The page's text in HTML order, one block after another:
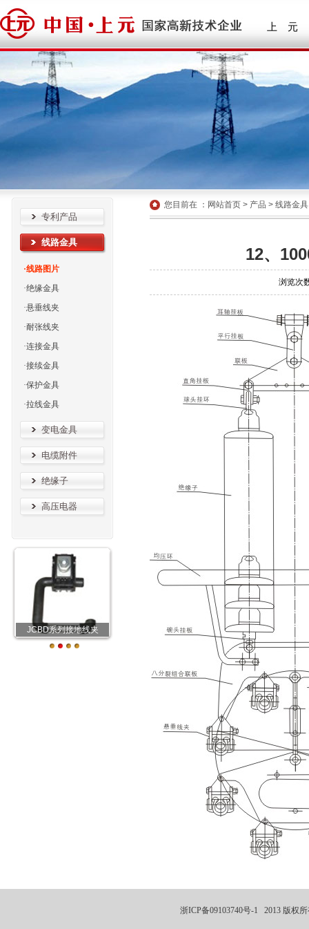
上 元
专利产品
线路金具
·线路图片
·绝缘金具
·悬垂线夹
·耐张线夹
·连接金具
·接续金具
·保护金具
·拉线金具
变电金具
电缆附件
绝缘子
高压电器
JCBD系列接地线夹
您目前在 ： 网站首页 > 产品 > 线路金具
12、
浏览
浙ICP备09103740号-1 2013 版权